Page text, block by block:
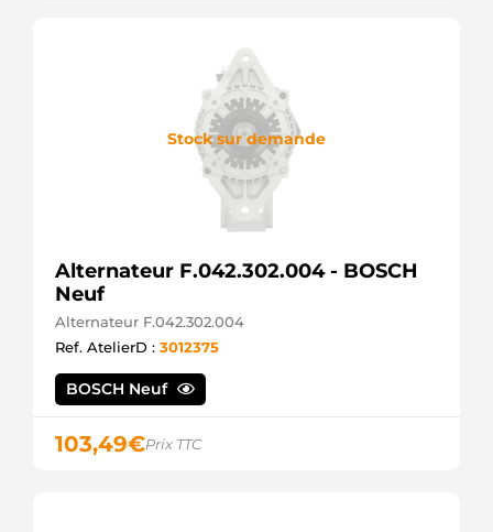
Stock sur demande
Alternateur F.042.302.004 - BOSCH
Neuf
Alternateur F.042.302.004
Ref. AtelierD : 3012375
BOSCH Neuf
103,49€Prix TTC